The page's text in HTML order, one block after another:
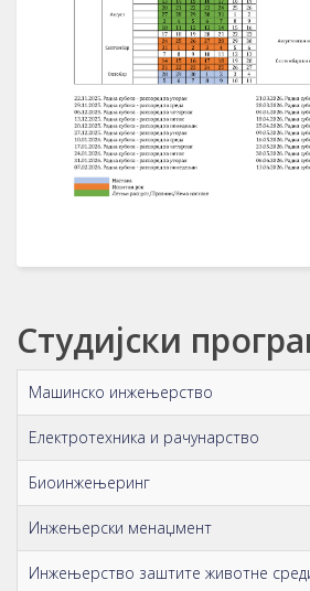
Студијски
Машинско инжењерство
Електротехника и рачунарство
Биоинжењеринг
Инжењерски менаџмент
Инжењерство заштите животне